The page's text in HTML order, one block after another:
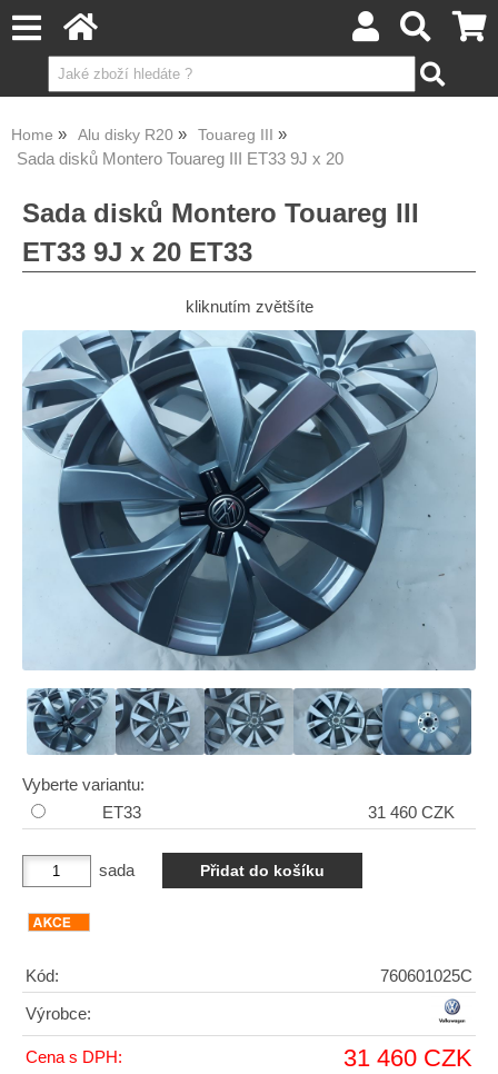
Home Alu disky R20 Touareg III
Sada disků Montero Touareg III ET33 9J x 20
Sada disků Montero Touareg III
ET33 9J x 20 ET33
kliknutím zvětšíte
Vyberte variantu:
ET33
31 460 CZK
sada
Kód: 760601025C
Výrobce:
Cena s DPH: 31 460 CZK